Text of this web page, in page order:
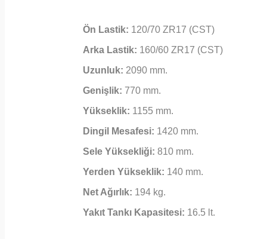
Ön Lastik: 120/70 ZR17 (CST)
Arka Lastik: 160/60 ZR17 (CST)
Uzunluk: 2090 mm.
Genişlik: 770 mm.
Yükseklik: 1155 mm.
Dingil Mesafesi: 1420 mm.
Sele Yüksekliği: 810 mm.
Yerden Yükseklik: 140 mm.
Net Ağırlık: 194 kg.
Yakıt Tankı Kapasitesi: 16.5 lt.